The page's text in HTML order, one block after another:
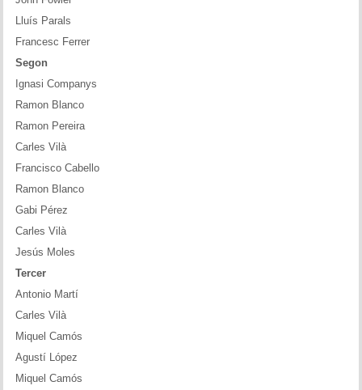
Lluís Parals
Francesc Ferrer
Segon
Ignasi Companys
Ramon Blanco
Ramon Pereira
Carles Vilà
Francisco Cabello
Ramon Blanco
Gabi Pérez
Carles Vilà
Jesús Moles
Tercer
Antonio Martí
Carles Vilà
Miquel Camós
Agustí López
Miquel Camós